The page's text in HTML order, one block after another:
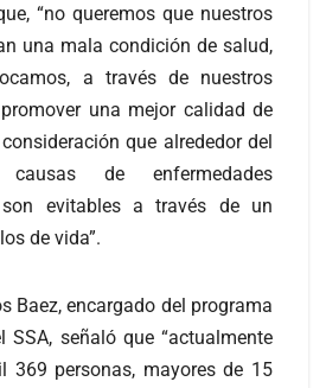
“no queremos que nuestros
una mala condición de salud,
a través de nuestros
una mejor calidad de
que alrededor del
de enfermedades
son evitables a través de un
de vida”.
Baez, encargado del programa
SSA, señaló que “actualmente
369 personas, mayores de 15